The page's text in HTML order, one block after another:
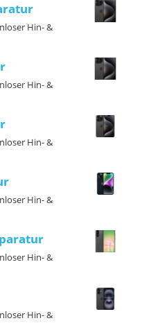
Hin- &
Hin- &
Hin- &
Hin- &
Hin- &
Hin- &